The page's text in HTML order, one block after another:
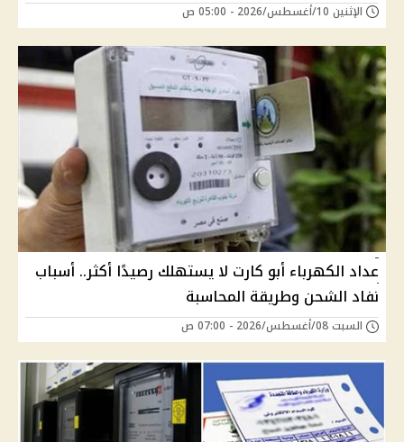
الإثنين 10/أغسطس/2026 - 05:00 ص
عداد الكهرباء أبو كارت لا يستهلك رصيدًا أكثر.. أسباب
نفاد الشحن وطريقة المحاسبة
السبت 08/أغسطس/2026 - 07:00 ص